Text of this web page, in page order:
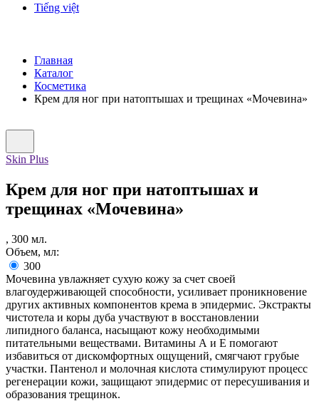
Tiếng việt
Главная
Каталог
Косметика
Крем для ног при натоптышах и трещинах «Мочевина»
Skin Plus
Крем для ног при натоптышах и
трещинах «Мочевина»
, 300 мл.
Объем, мл:
300
Мочевина увлажняет сухую кожу за счет своей
влагоудерживающей способности, усиливает проникновение
других активных компонентов крема в эпидермис. Экстракты
чистотела и коры дуба участвуют в восстановлении
липидного баланса, насыщают кожу необходимыми
питательными веществами. Витамины А и Е помогают
избавиться от дискомфортных ощущений, смягчают грубые
участки. Пантенол и молочная кислота стимулируют процесс
регенерации кожи, защищают эпидермис от пересушивания и
образования трещинок.